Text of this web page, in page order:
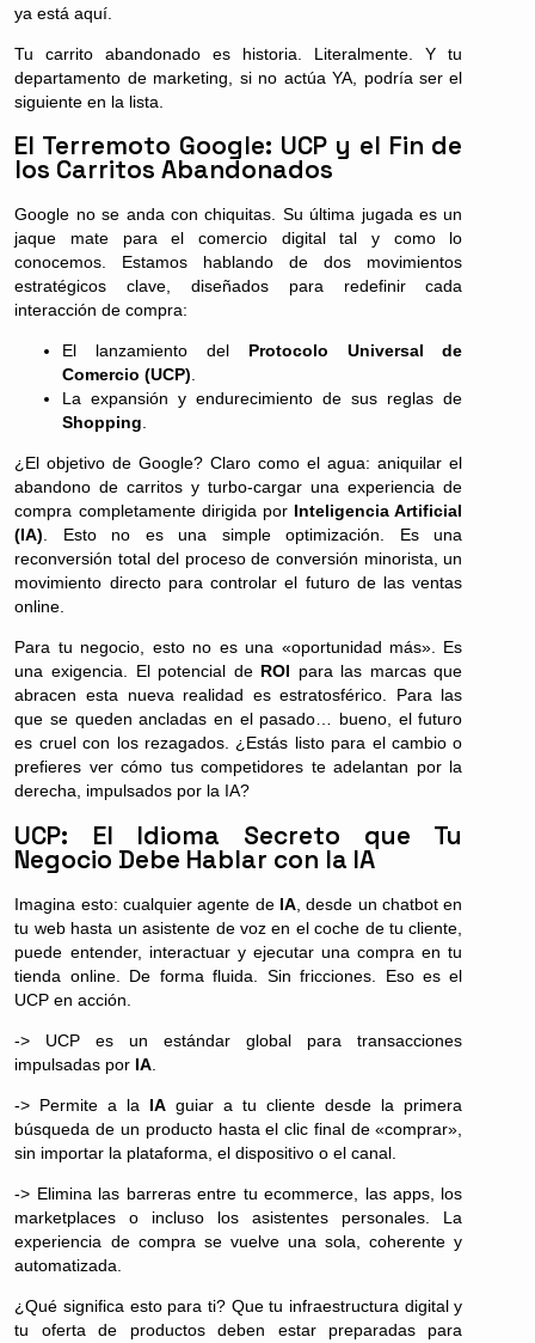
ya está aquí.
Tu carrito abandonado es historia. Literalmente. Y tu
departamento de marketing, si no actúa YA, podría ser el
siguiente en la lista.
El Terremoto Google: UCP y el Fin de
los Carritos Abandonados
Google no se anda con chiquitas. Su última jugada es un
jaque mate para el comercio digital tal y como lo
conocemos. Estamos hablando de dos movimientos
estratégicos clave, diseñados para redefinir cada
interacción de compra:
El lanzamiento del Protocolo Universal de
Comercio (UCP).
La expansión y endurecimiento de sus reglas de
Shopping.
¿El objetivo de Google? Claro como el agua: aniquilar el
abandono de carritos y turbo-cargar una experiencia de
compra completamente dirigida por Inteligencia Artificial
(IA). Esto no es una simple optimización. Es una
reconversión total del proceso de conversión minorista, un
movimiento directo para controlar el futuro de las ventas
online.
Para tu negocio, esto no es una «oportunidad más». Es
una exigencia. El potencial de ROI para las marcas que
abracen esta nueva realidad es estratosférico. Para las
que se queden ancladas en el pasado… bueno, el futuro
es cruel con los rezagados. ¿Estás listo para el cambio o
prefieres ver cómo tus competidores te adelantan por la
derecha, impulsados por la IA?
UCP: El Idioma Secreto que Tu
Negocio Debe Hablar con la IA
Imagina esto: cualquier agente de IA, desde un chatbot en
tu web hasta un asistente de voz en el coche de tu cliente,
puede entender, interactuar y ejecutar una compra en tu
tienda online. De forma fluida. Sin fricciones. Eso es el
UCP en acción.
-> UCP es un estándar global para transacciones
impulsadas por IA.
-> Permite a la IA guiar a tu cliente desde la primera
búsqueda de un producto hasta el clic final de «comprar»,
sin importar la plataforma, el dispositivo o el canal.
-> Elimina las barreras entre tu ecommerce, las apps, los
marketplaces o incluso los asistentes personales. La
experiencia de compra se vuelve una sola, coherente y
automatizada.
¿Qué significa esto para ti? Que tu infraestructura digital y
tu oferta de productos deben estar preparadas para